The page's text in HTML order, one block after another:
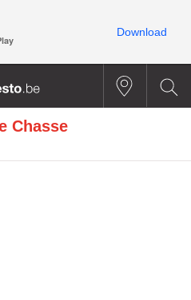
Chasse
Download